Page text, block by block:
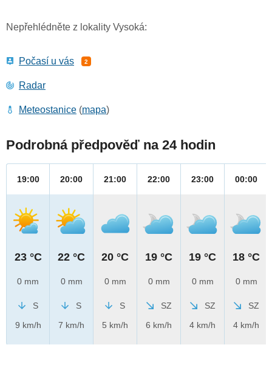
Nepřehlédněte z lokality Vysoká:
Počasí u vás 2
Radar
Meteostanice (mapa)
Podrobná předpověď na 24 hodin
19:00
23 °C
0 mm
S
9 km/h
20:00
22 °C
0 mm
S
7 km/h
21:00
20 °C
0 mm
S
5 km/h
22:00
19 °C
0 mm
SZ
6 km/h
23:00
19 °C
0 mm
SZ
4 km/h
00:00
18 °C
0 mm
SZ
4 km/h